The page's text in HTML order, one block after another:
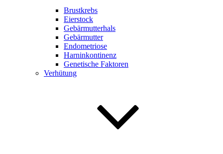
Brustkrebs
Eierstock
Gebärmutterhals
Gebärmutter
Endometriose
Harninkontinenz
Genetische Faktoren
Verhütung